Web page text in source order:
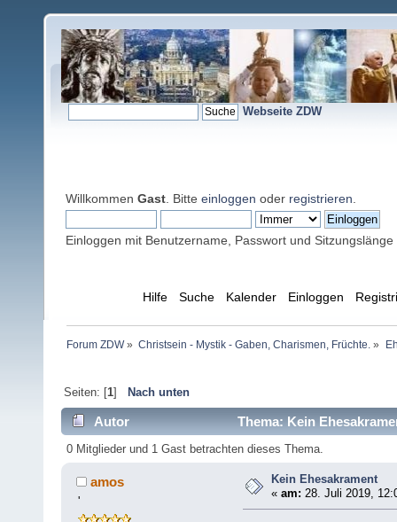
Webseite ZDW
Willkommen Gast . Bitte einloggen oder registrieren
Einloggen mit Benutzername, Passwort und Sitzungslänge
Hilfe Suche Kalender Einloggen
Forum ZDW» Christsein - Mystik - Gaben, Charismen, Früchte. »
Seiten: [1] Nach unten
Autor Thema: Kein
0 Mitglieder und 1 Gast betrachten dieses Thema.
amos
'
Kein Ehesakrament
«am: 28. Juli 2019,